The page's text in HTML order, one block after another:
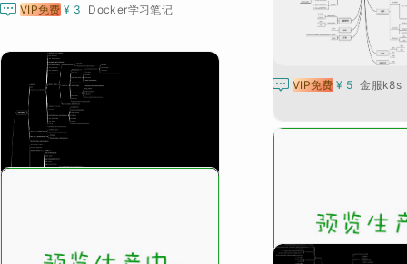
 VIP免费 ¥ 3 Docker学习笔记

 VIP免费 ¥ 5 金服k8s